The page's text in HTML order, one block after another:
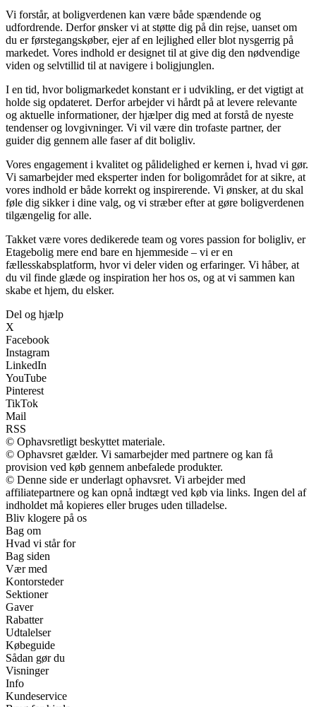
Vi forstår, at boligverdenen kan være både spændende og
udfordrende. Derfor ønsker vi at støtte dig på din rejse, uanset om
du er førstegangskøber, ejer af en lejlighed eller blot nysgerrig på
markedet. Vores indhold er designet til at give dig den nødvendige
viden og selvtillid til at navigere i boligjunglen.
I en tid, hvor boligmarkedet konstant er i udvikling, er det vigtigt at
holde sig opdateret. Derfor arbejder vi hårdt på at levere relevante
og aktuelle informationer, der hjælper dig med at forstå de nyeste
tendenser og lovgivninger. Vi vil være din trofaste partner, der
guider dig gennem alle faser af dit boligliv.
Vores engagement i kvalitet og pålidelighed er kernen i, hvad vi gør.
Vi samarbejder med eksperter inden for boligområdet for at sikre, at
vores indhold er både korrekt og inspirerende. Vi ønsker, at du skal
føle dig sikker i dine valg, og vi stræber efter at gøre boligverdenen
tilgængelig for alle.
Takket være vores dedikerede team og vores passion for boligliv, er
Etagebolig mere end bare en hjemmeside – vi er en
fællesskabsplatform, hvor vi deler viden og erfaringer. Vi håber, at
du vil finde glæde og inspiration her hos os, og at vi sammen kan
skabe et hjem, du elsker.
Del og hjælp
X
Facebook
Instagram
LinkedIn
YouTube
Pinterest
TikTok
Mail
RSS
© Ophavsretligt beskyttet materiale.
© Ophavsret gælder. Vi samarbejder med partnere og kan få
provision ved køb gennem anbefalede produkter.
© Denne side er underlagt ophavsret. Vi arbejder med
affiliatepartnere og kan opnå indtægt ved køb via links. Ingen del af
indholdet må kopieres eller bruges uden tilladelse.
Bliv klogere på os
Bag om
Hvad vi står for
Bag siden
Vær med
Kontorsteder
Sektioner
Gaver
Rabatter
Udtalelser
Købeguide
Sådan gør du
Visninger
Info
Kundeservice